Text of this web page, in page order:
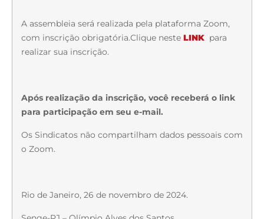
A assembleia será realizada pela plataforma Zoom,
com inscrição obrigatória.Clique neste LINK para
realizar sua inscrição.
Após realização da inscrição, você receberá o link
para participação em seu e-mail.
Os Sindicatos não compartilham dados pessoais com
o Zoom.
Rio de Janeiro, 26 de novembro de 2024.